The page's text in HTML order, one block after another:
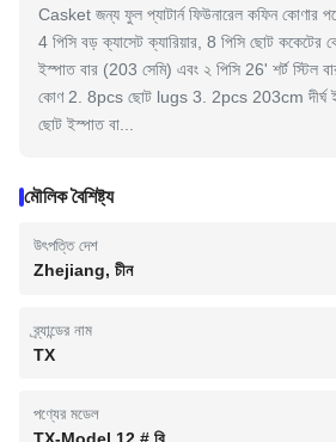
Casket জন্য ফুল প্যাটার্ন ফিউনারেল কফিন কোণার
4 পিসি বড় ক্যাসেট ক্যারিয়ার, 8 পিসি ছোট ককেটের
ইস্পাত বার (203 সেমি) এবং ২ পিসি 26' শর্ট
কোণ 2. 8pcs ছোট lugs 3. 2pcs 203cm দীর্ঘ
ছোট ইস্পাত বা...
মৌলিক বৈশিষ্ট্য
উৎপত্তি দেশ
Zhejiang, চীন
ব্র্যান্ডের নাম
TX
পণ্যের মডেল